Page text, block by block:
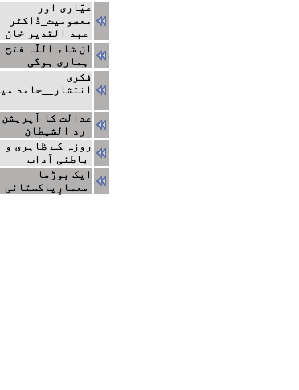
عیّاری اور
معصومیت_ڈاکٹر
عبد القدیر خان
ان شاء اللّہ فتح
ہماری ہوگی
فکری
انتشار__حامد
عدالت کا آپریشن
روزہ کے ظاہری و
باطنی آداب
ایک بوڑھا
معمارِپاکستانی